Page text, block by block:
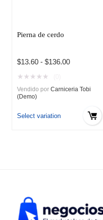
Pierna de cerdo
$13.60 - $136.00Rango
desde
$136.00
★ ★ ★ ★ ★
Vendido por Carniceria Tobi
(Demo)
Select variation